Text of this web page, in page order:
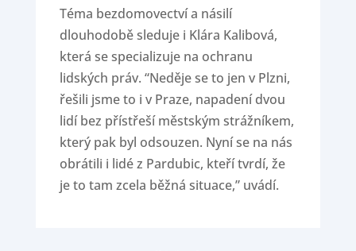
Téma bezdomovectví a násilí
dlouhodobě sleduje i Klára Kalibová,
která se specializuje na ochranu
lidských práv. “Neděje se to jen v Plzni,
řešili jsme to i v Praze, napadení dvou
lidí bez přístřeší městským strážníkem,
který pak byl odsouzen. Nyní se na nás
obrátili i lidé z Pardubic, kteří tvrdí, že
je to tam zcela běžná situace,” uvádí.